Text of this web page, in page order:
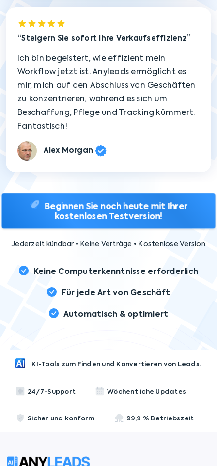
Steigern Sie sofort Ihre Verkaufseffizienz
Ich bin begeistert, wie effizient mein
Workflow jetzt ist. Anyleads ermöglicht es
mir, mich auf den Abschluss von Geschäften
zu konzentrieren, während es sich um
Beschaffung, Pflege und Tracking kümmert.
Fantastisch!
Alex Morgan
Beginnen Sie noch heute mit Ihrer
kostenlosen Testversion!
Jederzeit kündbar • Keine Verträge • Kostenlose Version
Keine Computerkenntnisse erforderlich
Für jede Art von Geschäft
Automatisch & optimiert
KI-Tools zum Finden und Konvertieren von Leads.
24/7-Support Wöchentliche Updates
Sicher und konform 99,9 % Betriebszeit